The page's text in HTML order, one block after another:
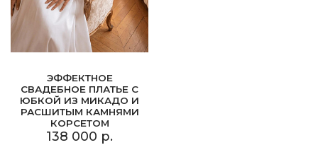
ЭФФЕКТНОЕ
СВАДЕБНОЕ ПЛАТЬЕ С
ЮБКОЙ ИЗ МИКАДО И
РАСШИТЫМ КАМНЯМИ
КОРСЕТОМ
138 000 р.